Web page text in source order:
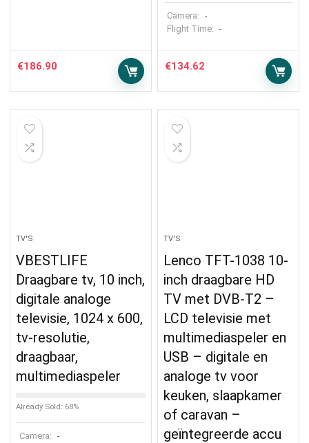
€186.90
Camera: -
Flight Time: -
€134.62
TV'S
VBESTLIFE
Draagbare tv, 10 inch,
digitale analoge
televisie, 1024 x 600,
tv-resolutie,
draagbaar,
multimediaspeler
Already Sold: 68%
Camera: -
TV'S
Lenco TFT-1038 10-
inch draagbare HD
TV met DVB-T2 –
LCD televisie met
multimediaspeler en
USB – digitale en
analoge tv voor
keuken, slaapkamer
of caravan –
geïntegreerde accu